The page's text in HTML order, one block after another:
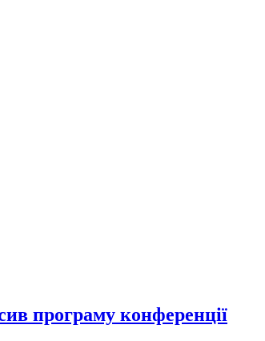
програму конференції